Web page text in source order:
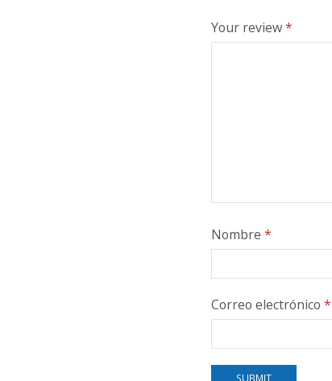
Your review*
Nombre *
Correo electrónico *